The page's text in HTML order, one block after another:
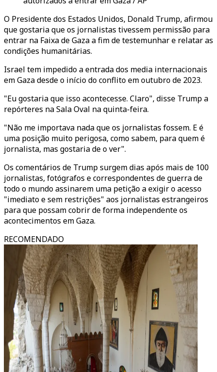
O Presidente dos Estados Unidos, Donald Trump, afirmou
que gostaria que os jornalistas tivessem permissão para
entrar na Faixa de Gaza a fim de testemunhar e relatar as
condições humanitárias.
Israel tem impedido a entrada dos media internacionais
em Gaza desde o início do conflito em outubro de 2023.
"Eu gostaria que isso acontecesse. Claro", disse Trump a
repórteres na Sala Oval na quinta-feira.
"Não me importava nada que os jornalistas fossem. E é
uma posição muito perigosa, como sabem, para quem é
jornalista, mas gostaria de o ver".
Os comentários de Trump surgem dias após mais de 100
jornalistas, fotógrafos e correspondentes de guerra de
todo o mundo assinarem uma petição a exigir o acesso
"imediato e sem restrições" aos jornalistas estrangeiros
para que possam cobrir de forma independente os
acontecimentos em Gaza.
RECOMENDADO